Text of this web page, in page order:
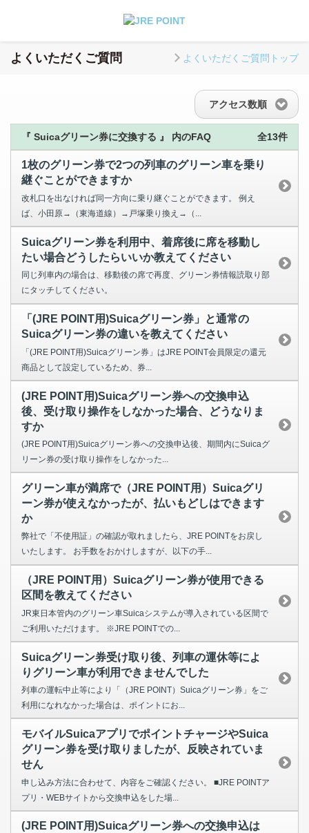
よくいただくご質問 よくいただくご質問トップ
アクセス数順
『 Suicaグリーン券に交換する 』 内のFAQ 全13件
1枚のグリーン券で2つの列車のグリーン車を乗り
継ぐことができますか
改札口を出なければ同一方向に乗り継ぐことができます。 例え
ば、小田原→（東海道線）→戸塚乗り換え→（...
Suicaグリーン券を利用中、着席後に席を移動し
たい場合どうしたらいいか教えてください
同じ列車内の場合は、移動後の席で再度、グリーン券情報読取り部
にタッチしてください。
「(JRE POINT用)Suicaグリーン券」と通常の
Suicaグリーン券の違いを教えてください
「(JRE POINT用)Suicaグリーン券」はJRE POINT会員限定の還元
商品として設定しているため、券...
(JRE POINT用)Suicaグリーン券への交換申込
後、受け取り操作をしなかった場合、どうなりま
すか
(JRE POINT用)Suicaグリーン券への交換申込後、期間内にSuicaグ
リーン券の受け取り操作をしなかった...
グリーン車が満席で（JRE POINT用）Suicaグリ
ーン券が使えなかったが、払いもどしはできます
か
弊社で「不使用証」の確認が取れましたら、JRE POINTをお戻し
いたします。 お手数をおかけしますが、以下の手...
（JRE POINT用）Suicaグリーン券が使用できる
区間を教えてください
JR東日本管内のグリーン車Suicaシステムが導入されている区間で
ご利用いただけます。 ※JRE POINTでの...
Suicaグリーン券受け取り後、列車の運休等によ
りグリーン車が利用できませんでした
列車の運転中止等により「（JRE POINT）Suicaグリーン券」をご
利用になれなかった場合は、ポイントにお...
モバイルSuicaアプリでポイントチャージやSuica
グリーン券を受け取りましたが、反映されていま
せん
申し込み方法に合わせて、内容をご確認ください。 ■JRE POINTア
プリ・WEBサイトから交換申込をした場...
(JRE POINT用)Suicaグリーン券への交換申込は